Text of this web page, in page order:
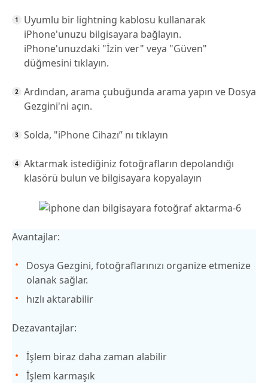
Uyumlu bir lightning kablosu kullanarak
iPhone'unuzu bilgisayara bağlayın.
iPhone'unuzdaki "İzin ver" veya "Güven"
düğmesini tıklayın.
Ardından, arama çubuğunda arama yapın ve Dosya
Gezgini'ni açın.
Solda, "iPhone Cihazı” nı tıklayın
Aktarmak istediğiniz fotoğrafların depolandığı
klasörü bulun ve bilgisayara kopyalayın
Avantajlar:
Dosya Gezgini, fotoğraflarınızı organize etmenize
olanak sağlar.
hızlı aktarabilir
Dezavantajlar:
İşlem biraz daha zaman alabilir
İşlem karmaşık